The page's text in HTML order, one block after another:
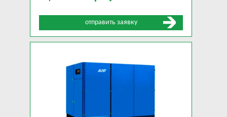
отправить заявку